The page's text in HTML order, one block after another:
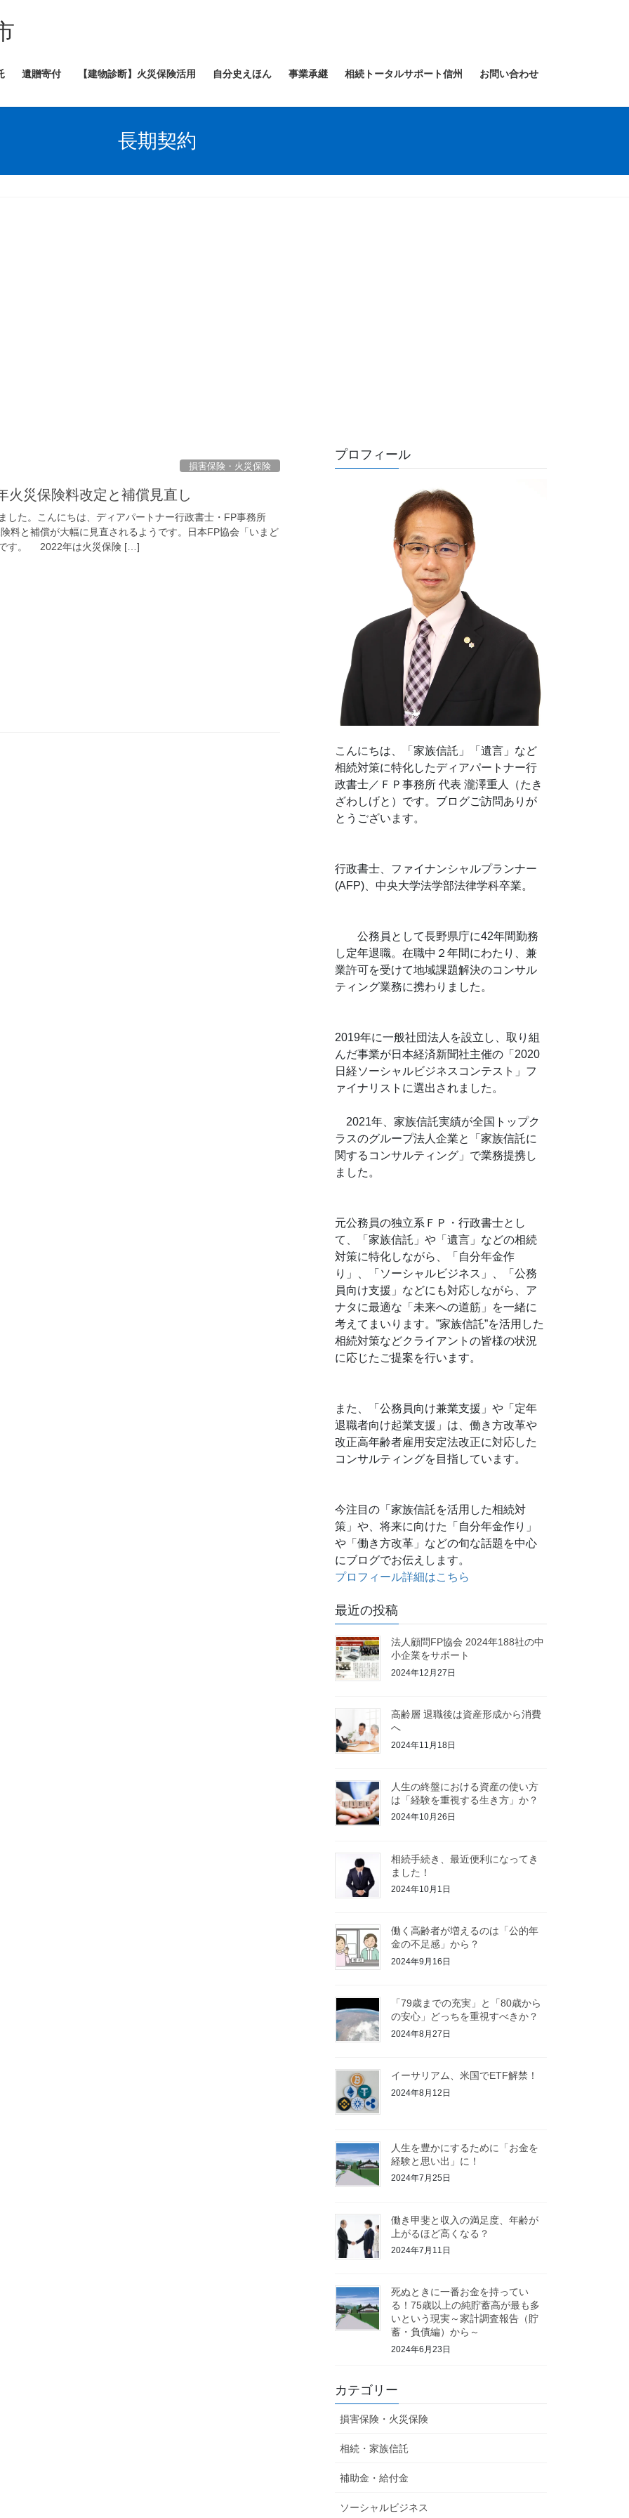
遺贈寄付 【建物診断】火災保険活用 自分史えほん 事業承継 相続トータルサポート信州 お問い合わせ
長期契約
損害保険・火災保険
火災保険料改定と補償見直し
た。こんにちは、ディアパートナー行政書士・FP事務所
と補償が大幅に見直されるようです。日本FP協会「いまど
です。 2022年は火災保険 […]
プロフィール
こんにちは、「家族信託」「遺言」など
相続対策に特化したディアパートナー行
政書士／ＦＰ事務所 代表 瀧澤重人（たき
ざわしげと）です。ブログご訪問ありが
とうございます。
行政書士、ファイナンシャルプランナー
(AFP)、中央大学法学部法律学科卒業。
公務員として長野県庁に42年間勤務
し定年退職。在職中２年間にわたり、兼
業許可を受けて地域課題解決のコンサル
ティング業務に携わりました。
2019年に一般社団法人を設立し、取り組
んだ事業が日本経済新聞社主催の「2020
日経ソーシャルビジネスコンテスト」フ
ァイナリストに選出されました。
2021年、家族信託実績が全国トップク
ラスのグループ法人企業と「家族信託に
関するコンサルティング」で業務提携し
ました。
元公務員の独立系ＦＰ・行政書士とし
て、「家族信託」や「遺言」などの相続
対策に特化しながら、「自分年金作
り」、「ソーシャルビジネス」、「公務
員向け支援」などにも対応しながら、ア
ナタに最適な「未来への道筋」を一緒に
考えてまいります。”家族信託”を活用した
相続対策などクライアントの皆様の状況
に応じたご提案を行います。
また、「公務員向け兼業支援」や「定年
退職者向け起業支援」は、働き方改革や
改正高年齢者雇用安定法改正に対応した
コンサルティングを目指しています。
今注目の「家族信託を活用した相続対
策」や、将来に向けた「自分年金作り」
や「働き方改革」などの旬な話題を中心
にブログでお伝えします。
プロフィール詳細はこちら
最近の投稿
法人顧問FP協会 2024年188社の中
小企業をサポート
2024年12月27日
高齢層 退職後は資産形成から消費
へ
2024年11月18日
人生の終盤における資産の使い方
は「経験を重視する生き方」か？
2024年10月26日
相続手続き、最近便利になってき
ました！
2024年10月1日
働く高齢者が増えるのは「公的年
金の不足感」から？
2024年9月16日
「79歳までの充実」と「80歳から
の安心」どっちを重視すべきか？
2024年8月27日
イーサリアム、米国でETF解禁！
2024年8月12日
人生を豊かにするために「お金を
経験と思い出」に！
2024年7月25日
働き甲斐と収入の満足度、年齢が
上がるほど高くなる？
2024年7月11日
死ぬときに一番お金を持ってい
る！75歳以上の純貯蓄高が最も多
いという現実～家計調査報告（貯
蓄・負債編）から～
2024年6月23日
カテゴリー
損害保険・火災保険
相続・家族信託
補助金・給付金
ソーシャルビジネス